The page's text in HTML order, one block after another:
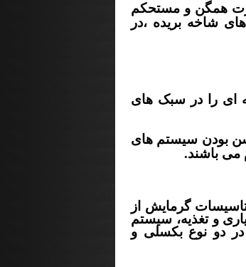
همگن و مستحکم
شاخه بریده ،در
ای را در سبک های
برف (مشروط به روشن بودن سیستم های
گرمایش از
و تغذیه، سیستم
دو نوع بکسلی و